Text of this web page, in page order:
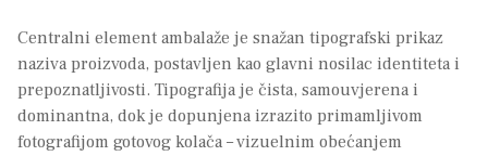
Centralni element ambalaže je snažan tipografski prikaz
naziva proizvoda, postavljen kao glavni nosilac identiteta i
prepoznatljivosti. Tipografija je čista, samouvjerena i
dominantna, dok je dopunjena izrazito primamljivom
fotografijom gotovog kolača – vizuelnim obećanjem